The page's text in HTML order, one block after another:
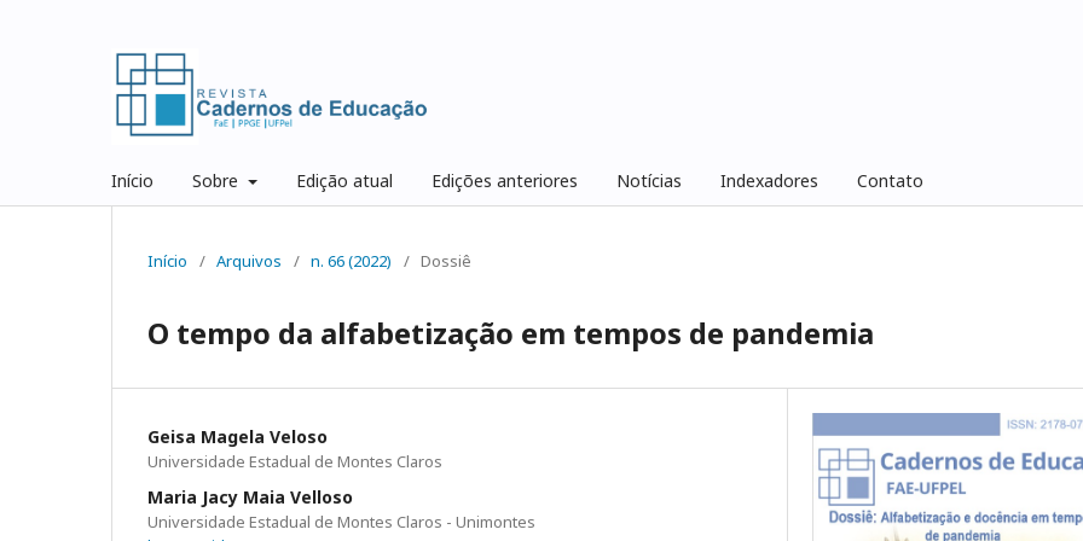
Início Sobre Edição atual Edições anteriores Notícias Indexadores Contato
Início / Arquivos / n. 66 (2022) / Dossiê
O tempo da alfabetização em tempos de pandemia
Geisa Magela Veloso
Universidade Estadual de Montes Claros
Maria Jacy Maia Velloso
Universidade Estadual de Montes Claros - Unimontes